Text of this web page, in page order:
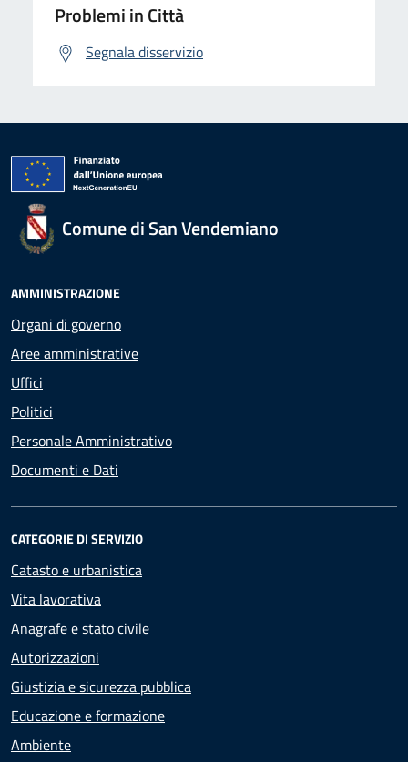
Problemi in Città
Segnala disservizio
Comune di San Vendemiano
AMMINISTRAZIONE
Organi di governo
Aree amministrative
Uffici
Politici
Personale Amministrativo
Documenti e Dati
CATEGORIE DI SERVIZIO
Catasto e urbanistica
Vita lavorativa
Anagrafe e stato civile
Autorizzazioni
Giustizia e sicurezza pubblica
Educazione e formazione
Ambiente